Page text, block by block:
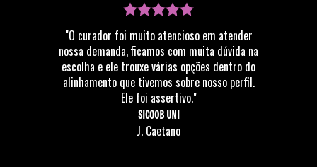
"O curador foi muito atencioso em atender
nossa demanda, ficamos com muita dúvida na
escolha e ele trouxe várias opções dentro do
alinhamento que tivemos sobre nosso perfil.
Ele foi assertivo."
SICOOB UNI
J. Caetano